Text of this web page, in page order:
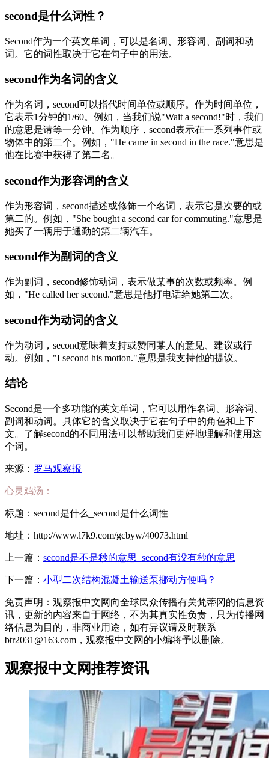
second是什么词性？
Second作为一个英文单词，可以是名词、形容词、副词和动
词。它的词性取决于它在句子中的用法。
second作为名词的含义
作为名词，second可以指代时间单位或顺序。作为时间单位，
它表示1分钟的1/60。例如，当我们说"Wait a second!"时，我们
的意思是请等一分钟。作为顺序，second表示在一系列事件或
物体中的第二个。例如，"He came in second in the race."意思是
他在比赛中获得了第二名。
second作为形容词的含义
作为形容词，second描述或修饰一个名词，表示它是次要的或
第二的。例如，"She bought a second car for commuting."意思是
她买了一辆用于通勤的第二辆汽车。
second作为副词的含义
作为副词，second修饰动词，表示做某事的次数或频率。例
如，"He called her second."意思是他打电话给她第二次。
second作为动词的含义
作为动词，second意味着支持或赞同某人的意见、建议或行
动。例如，"I second his motion."意思是我支持他的提议。
结论
Second是一个多功能的英文单词，它可以用作名词、形容词、
副词和动词。具体它的含义取决于它在句子中的角色和上下
文。了解second的不同用法可以帮助我们更好地理解和使用这
个词。
来源： 罗马观察报
心灵鸡汤：
标题：second是什么_second是什么词性
地址：http://www.l7k9.com/gcbyw/40073.html
上一篇： second是不是秒的意思_second有没有秒的意思
下一篇： 小型二次结构混凝土输送泵挪动方便吗？
免责声明：观察报中文网向全球民众传播有关梵蒂冈的信息资
讯，更新的内容来自于网络，不为其真实性负责，只为传播网
络信息为目的，非商业用途，如有异议请及时联系
btr2031@163.com，观察报中文网的小编将予以删除。
观察报中文网推荐资讯